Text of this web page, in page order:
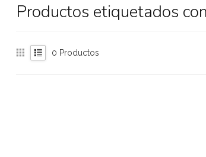
Productos etiquetados
0 Productos